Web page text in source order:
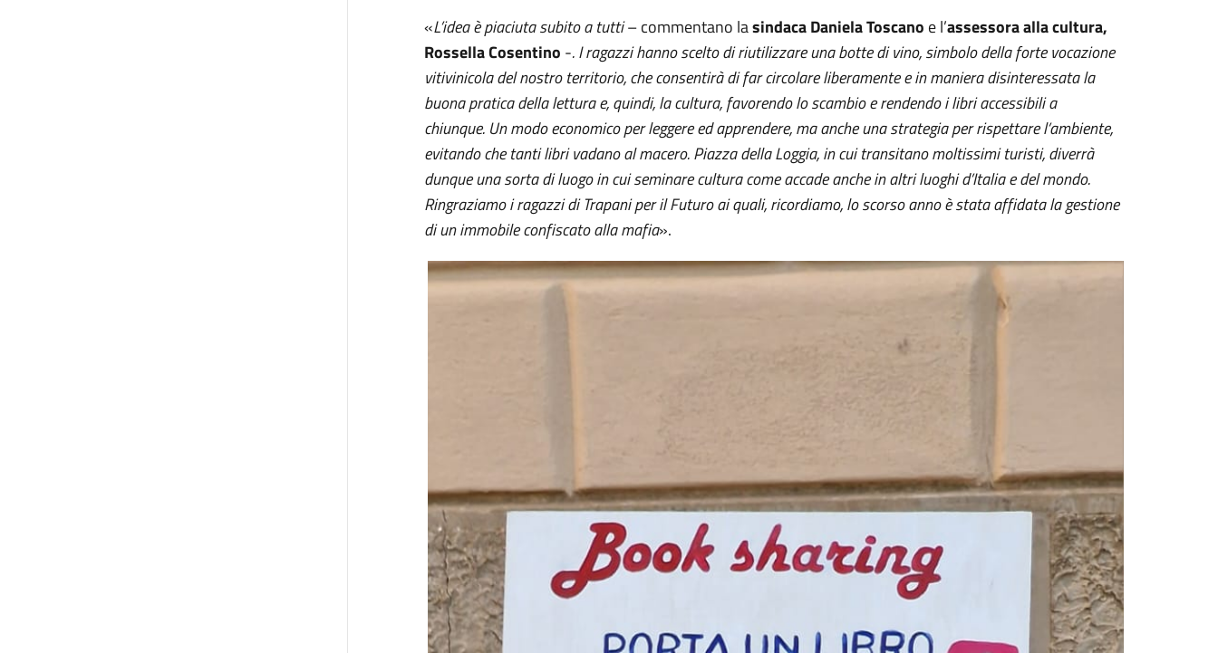
«L’idea è piaciuta subito a tutti– commentano lasindacaDaniela Toscano e l’assessora alla cultura,
Rossella Cosentino -. I ragazzi hanno scelto di riutilizzare una botte di vino, simbolo della forte vocazione
vitivinicola del nostro territorio, che consentirà di far circolare liberamente e in maniera disinteressata la
buona pratica della lettura e, quindi, la cultura, favorendo lo scambio e rendendo i libri accessibili a
chiunque. Un modo economico per leggere ed apprendere, ma anche una strategia per rispettare l’ambiente,
evitando che tanti libri vadano al macero. Piazza della Loggia, in cui transitano moltissimi turisti, diverrà
dunque una sorta di luogo in cui seminare cultura come accade anche in altri luoghi d’Italia e del mondo.
Ringraziamo i ragazzi di Trapani per il Futuro ai quali, ricordiamo, lo scorso anno è stata affidata la gestione
di un immobile confiscato alla mafia».